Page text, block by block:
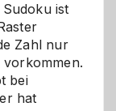
ist
Zahl nur
bei
hat